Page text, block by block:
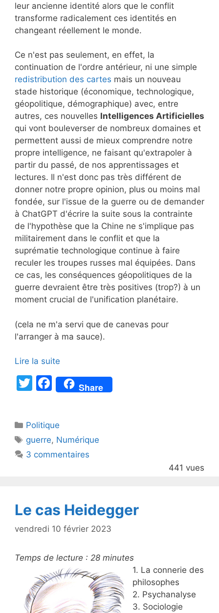
leur ancienne identité alors que le conflit
transforme radicalement ces identités en
changeant réellement le monde.
Ce n'est pas seulement, en effet, la
continuation de l'ordre antérieur, ni une simple
redistribution des cartes mais un nouveau
stade historique (économique, technologique,
géopolitique, démographique) avec, entre
autres, ces nouvelles Intelligences Artificielles
qui vont bouleverser de nombreux domaines et
permettent aussi de mieux comprendre notre
propre intelligence, ne faisant qu'extrapoler à
partir du passé, de nos apprentissages et
lectures. Il n'est donc pas très différent de
donner notre propre opinion, plus ou moins mal
fondée, sur l'issue de la guerre ou de demander
à ChatGPT d'écrire la suite sous la contrainte
de l'hypothèse que la Chine ne s'implique pas
militairement dans le conflit et que la
suprématie technologique continue à faire
reculer les troupes russes mal équipées. Dans
ce cas, les conséquences géopolitiques de la
guerre devraient être très positives (trop?) à un
moment crucial de l'unification planétaire.
(cela ne m'a servi que de canevas pour
l'arranger à ma sauce).
Lire la suite
T
er
F
a
e
b
o
Share
Catégories
Politique
Étiquettes
guerre, Numérique
3 commentaires
441 vues
Le cas Heidegger
vendredi 10 février 2023
Temps de lecture : 28 minutes
1. La connerie des
philosophes
2. Psychanalyse
3. Sociologie